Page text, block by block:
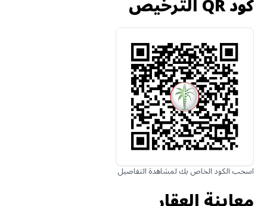
اسحب الكود الخاص بك لمشاهدة التفاصيل